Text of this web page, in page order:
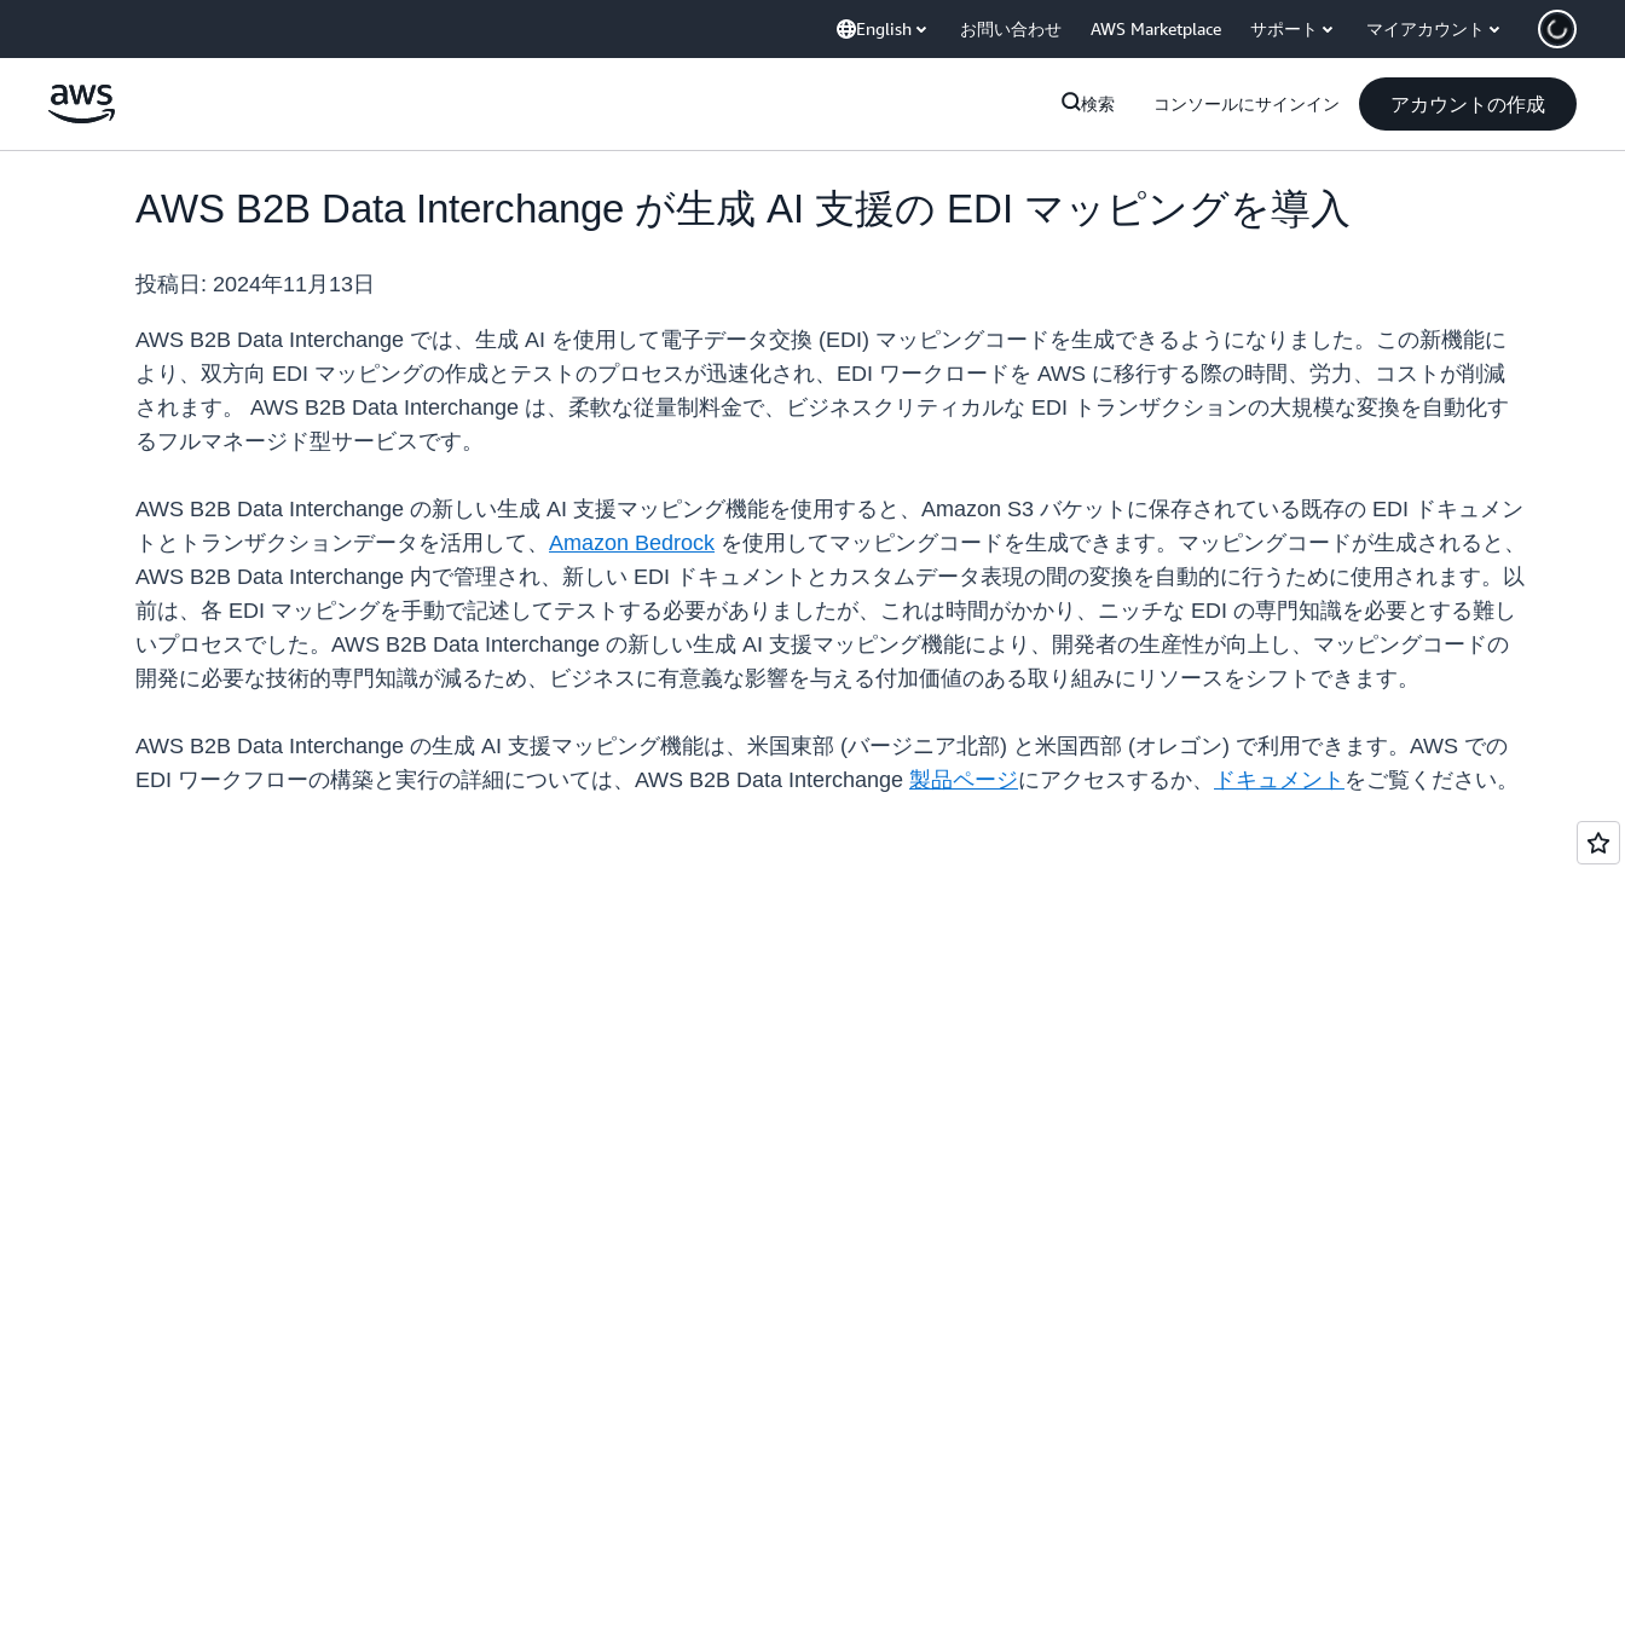
English お問い合わせ AWS Marketplace サポート マイアカウント
検索 コンソールにサインイン アカウントの作成
AWS B2B Data Interchange が生成 AI 支援の EDI マッピングを導入
投稿日: 2024年11月13日
AWS B2B Data Interchange では、生成 AI を使用して電子データ交換 (EDI) マッピングコードを生成できるようになりました。この新機能に
より、双方向 EDI マッピングの作成とテストのプロセスが迅速化され、EDI ワークロードを AWS に移行する際の時間、労力、コストが削減
されます。 AWS B2B Data Interchange は、柔軟な従量制料金で、ビジネスクリティカルな EDI トランザクションの大規模な変換を自動化す
るフルマネージド型サービスです。
AWS B2B Data Interchange の新しい生成 AI 支援マッピング機能を使用すると、Amazon S3 バケットに保存されている既存の EDI ドキュメン
トとトランザクションデータを活用して、 Amazon Bedrock を使用してマッピングコードを生成できます。マッピングコードが生成されると、
AWS B2B Data Interchange 内で管理され、新しい EDI ドキュメントとカスタムデータ表現の間の変換を自動的に行うために使用されます。以
前は、各 EDI マッピングを手動で記述してテストする必要がありましたが、これは時間がかかり、ニッチな EDI の専門知識を必要とする難し
いプロセスでした。AWS B2B Data Interchange の新しい生成 AI 支援マッピング機能により、開発者の生産性が向上し、マッピングコードの
開発に必要な技術的専門知識が減るため、ビジネスに有意義な影響を与える付加価値のある取り組みにリソースをシフトできます。
AWS B2B Data Interchange の生成 AI 支援マッピング機能は、米国東部 (バージニア北部) と米国西部 (オレゴン) で利用できます。AWS での
EDI ワークフローの構築と実行の詳細については、AWS B2B Data Interchange 製品ページにアクセスするか、 ドキュメント をご覧ください。